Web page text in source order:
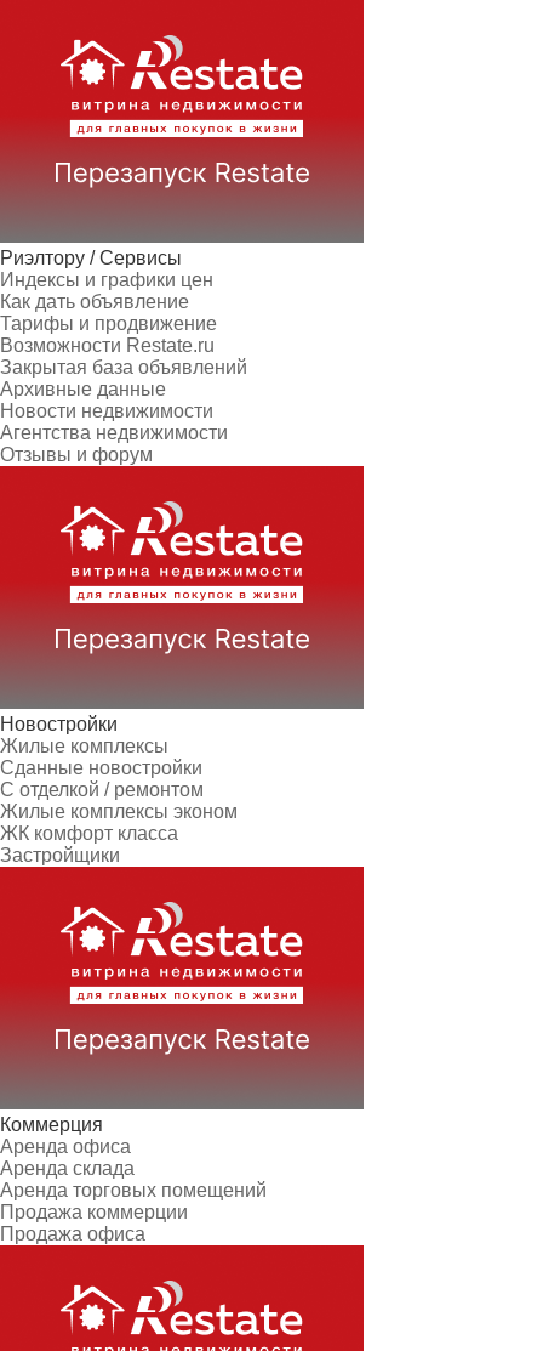
Риэлтору / Сервисы
Индексы и графики цен
Как дать объявление
Тарифы и продвижение
Возможности Restate.ru
Закрытая база объявлений
Архивные данные
Новости недвижимости
Агентства недвижимости
Отзывы и форум
Новостройки
Жилые комплексы
Сданные новостройки
С отделкой / ремонтом
Жилые комплексы эконом
ЖК комфорт класса
Застройщики
Коммерция
Аренда офиса
Аренда склада
Аренда торговых помещений
Продажа коммерции
Продажа офиса